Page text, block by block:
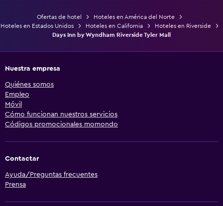
Ofertas de hotel
Hoteles en América del Norte
Hoteles en Estados Unidos
Hoteles en California
Hoteles en Riverside
Days Inn by Wyndham Riverside Tyler Mall
Nuestra empresa
Quiénes somos
Empleo
Móvil
Cómo funcionan nuestros servicios
Códigos promocionales momondo
Contactar
Ayuda/Preguntas frecuentes
Prensa